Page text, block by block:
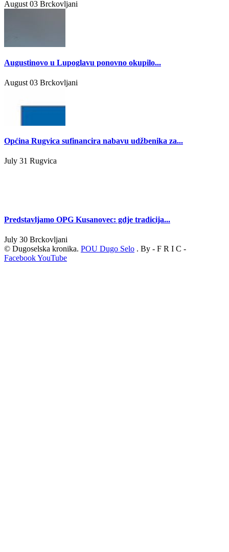
August 03 Brckovljani
Augustinovo u Lupoglavu ponovno okupilo...
August 03 Brckovljani
Općina Rugvica sufinancira nabavu udžbenika za...
July 31 Rugvica
Predstavljamo OPG Kusanovec: gdje tradicija...
July 30 Brckovljani
© Dugoselska kronika. POU Dugo Selo . By - F R I C -
FacebookYouTube